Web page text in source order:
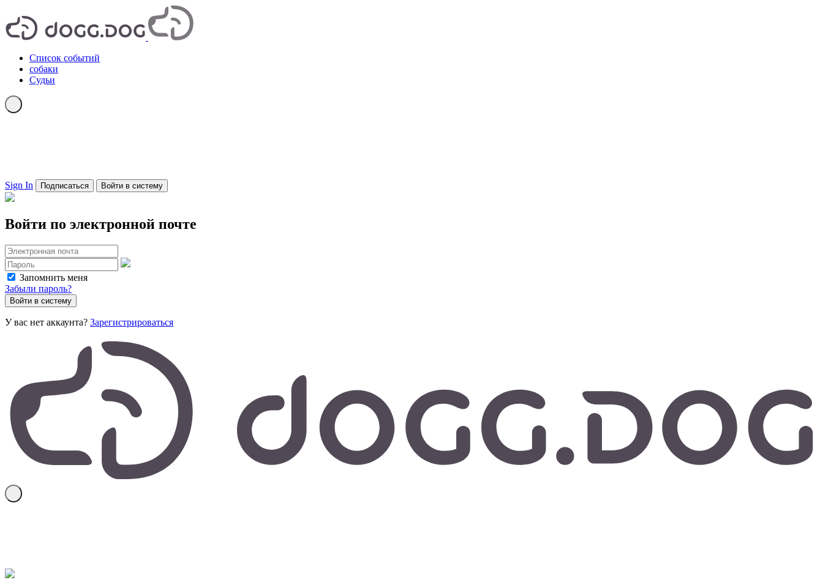
Список событий
собаки
Судьи
Sign In Подписаться Войти в систему
Войти по электронной почте
Запомнить меня
Забыли пароль?
У вас нет аккаунта? Зарегистрироваться